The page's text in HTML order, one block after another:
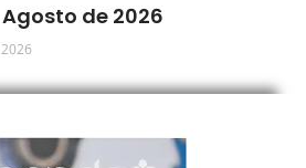
de 2026